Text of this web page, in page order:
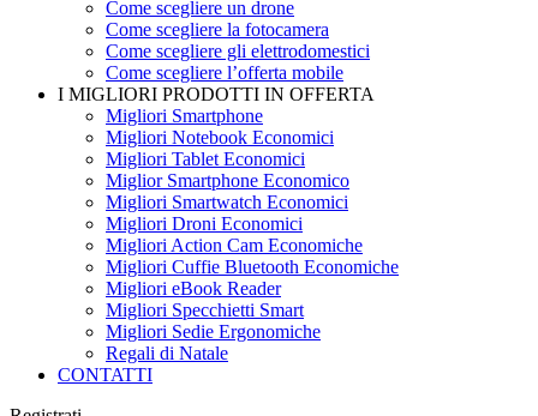
Come scegliere un drone
Come scegliere la fotocamera
Come scegliere gli elettrodomestici
Come scegliere l’offerta mobile
I MIGLIORI PRODOTTI IN OFFERTA
Migliori Smartphone
Migliori Notebook Economici
Migliori Tablet Economici
Miglior Smartphone Economico
Migliori Smartwatch Economici
Migliori Droni Economici
Migliori Action Cam Economiche
Migliori Cuffie Bluetooth Economiche
Migliori eBook Reader
Migliori Specchietti Smart
Migliori Sedie Ergonomiche
Regali di Natale
CONTATTI